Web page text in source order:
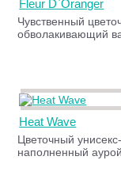
Fleur D`Oranger
Чувственный
обволакивающий
Heat Wave
Цветочный
наполненный аурой